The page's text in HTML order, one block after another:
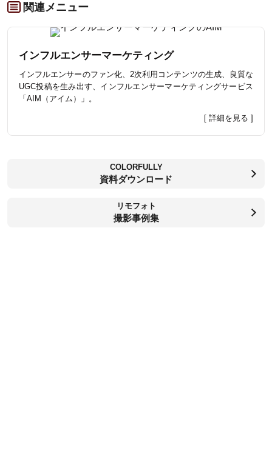
関連メニュー
インフルエンサーマーケティング
インフルエンサーのファン化、2次利用コンテンツの生成、良質な
UGC投稿を生み出す、インフルエンサーマーケティングサービス
「AIM（アイム）」。
[ 詳細を見る ]
COLORFULLY
資料ダウンロード
リモフォト
撮影事例集